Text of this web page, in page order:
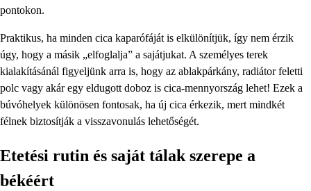
pontokon.
Praktikus, ha minden cica kaparófáját is elkülönítjük, így nem érzik
úgy, hogy a másik „elfoglalja” a sajátjukat. A személyes terek
kialakításánál figyeljünk arra is, hogy az ablakpárkány, radiátor feletti
polc vagy akár egy eldugott doboz is cica-mennyország lehet! Ezek a
búvóhelyek különösen fontosak, ha új cica érkezik, mert mindkét
félnek biztosítják a visszavonulás lehetőségét.
Etetési rutin és saját tálak szerepe a
békéért